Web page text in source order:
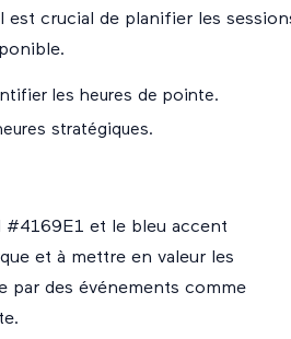
est crucial de planifier les
les heures de pointe.
stratégiques.
#4169E1 et le bleu accent
et à mettre en valeur les
par des événements comme